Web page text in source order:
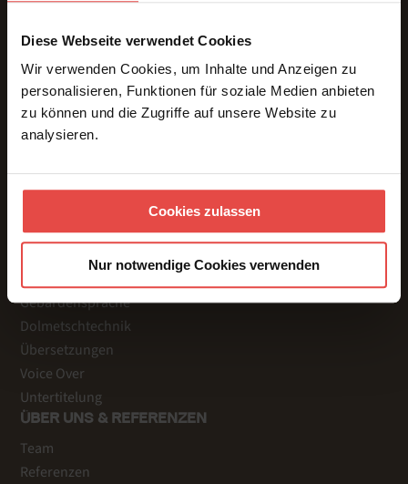
Diese Webseite verwendet Cookies
Wir verwenden Cookies, um Inhalte und Anzeigen zu
personalisieren, Funktionen für soziale Medien anbieten
zu können und die Zugriffe auf unsere Website zu
analysieren.
Cookies zulassen
Nur notwendige Cookies verwenden
Konferenzdolmetschen | Präsenz · Online · Hybrid
Präsenz
Gebärdensprache
Dolmetschtechnik
Übersetzungen
Voice Over
Untertitelung
ÜBER UNS & REFERENZEN
Team
Referenzen